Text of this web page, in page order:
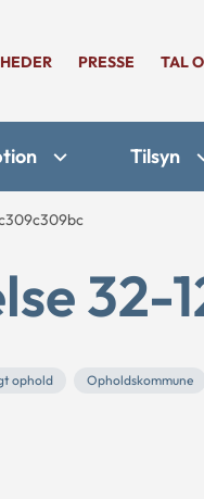
PRESSE TAL
Tilsyn
32-
ophold
Opholdskommune